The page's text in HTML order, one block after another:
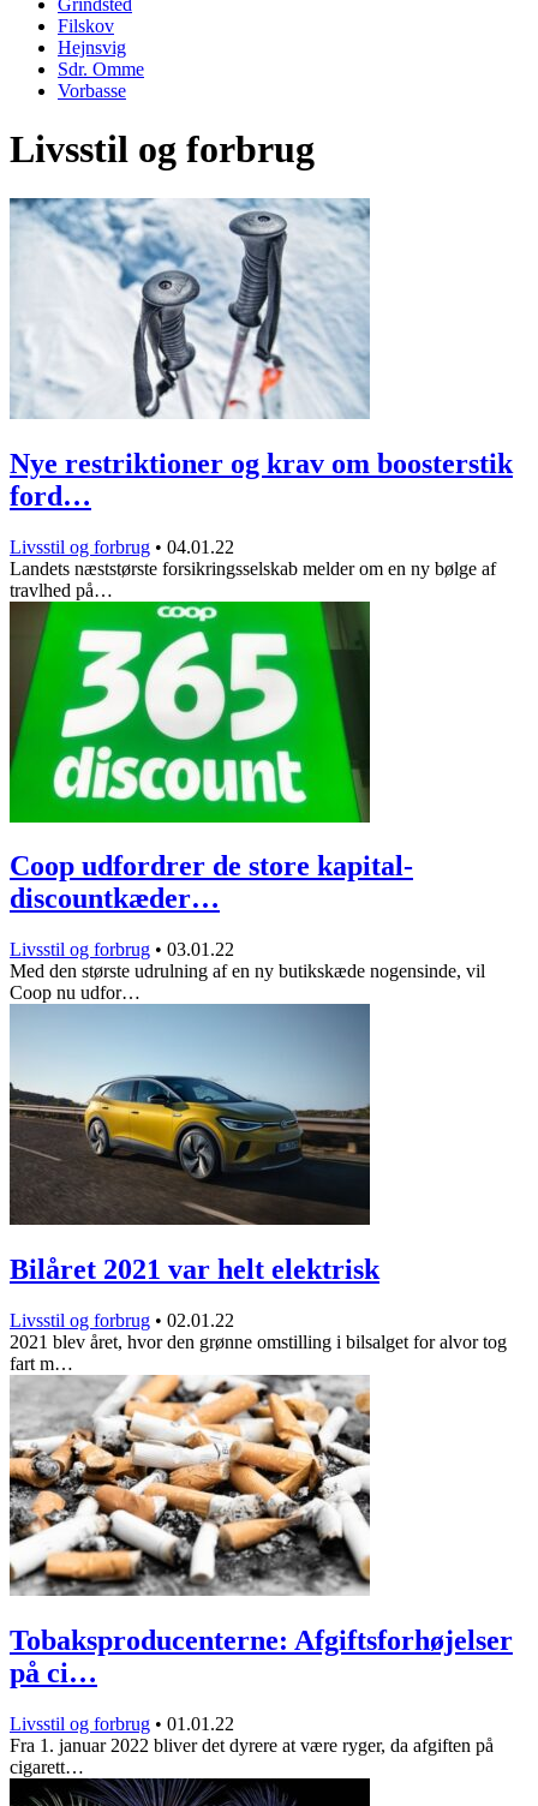
Filskov
Hejnsvig
Sdr. Omme
Vorbasse
Livsstil og forbrug
Nye restriktioner og krav om boosterstik
ford…
Livsstil og forbrug • 04.01.22
Landets næststørste forsikringsselskab melder om en ny bølge af
travlhed på…
Coop udfordrer de store kapital-
discountkæder…
Livsstil og forbrug • 03.01.22
Med den største udrulning af en ny butikskæde nogensinde, vil
Coop nu udfor…
Bilåret 2021 var helt elektrisk
Livsstil og forbrug • 02.01.22
2021 blev året, hvor den grønne omstilling i bilsalget for alvor tog
fart m…
Tobaksproducenterne: Afgiftsforhøjelser
på ci…
Livsstil og forbrug • 01.01.22
Fra 1. januar 2022 bliver det dyrere at være ryger, da afgiften på
cigarett…